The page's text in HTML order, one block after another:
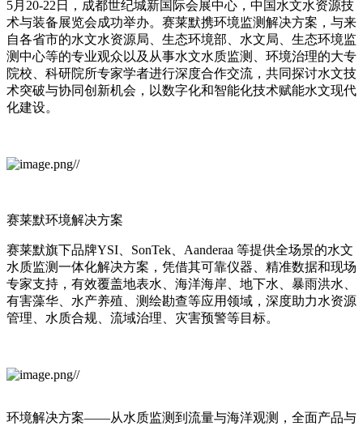
5月20-22日， 成都世纪城新国际会展中心，中国水文水资源技
术与装备展览会成功举办。 赛莱默携环境监测解决方案，与来
自各省市的水文水资源局、生态环境部、水文局、生态环境监
测中心等的专业观众以及从事水文水质监测、环境治理的大专
院校、科研院所专家学者进行深度合作交流，共同探讨水文技
术突破与协同创新机会，以数字化和智能化技术赋能水文现代
化建设。
赛莱默环境解决方案
赛莱默旗下品牌YSI、SonTek、Aanderaa 等提供全场景的水文
水质监测一体化解决方案，凭借其可靠仪器、精准数据和现场
专家支持，有效覆盖地表水、海洋海岸、地下水、暴雨洪水、
有害藻华、水产养殖、测绘勘查等应用领域，深度助力水资源
管理、水质合规、流域治理、灾害预警等目标。
环境解决方案——从水质监测到流量与海洋观测，全面产品与